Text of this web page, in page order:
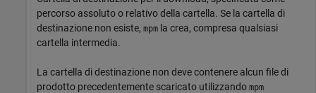
percorso assoluto o relativo della cartella. Se la cartella di
destinazione non esiste, mpm la crea, compresa qualsiasi
cartella intermedia.
La cartella di destinazione non deve contenere alcun file di
prodotto precedentemente scaricato utilizzando mpm